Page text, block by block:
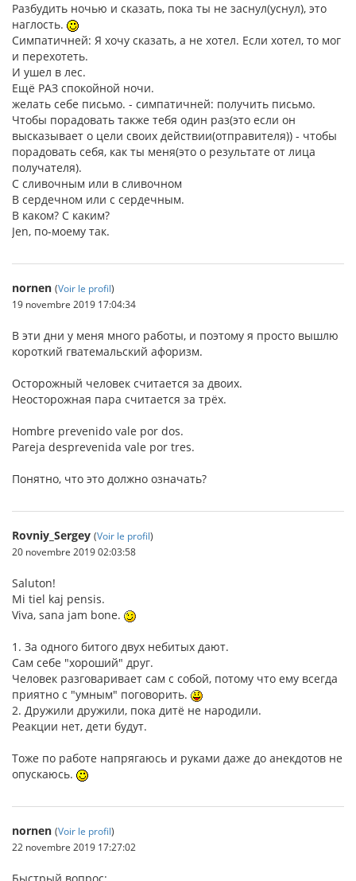
Разбудить ночью и сказать, пока ты не заснул(уснул), это
наглость.
Симпатичней: Я хочу сказать, а не хотел. Если хотел, то мог
и перехотеть.
И ушел в лес.
Ещё РАЗ спокойной ночи.
желать себе письмо. - симпатичней: получить письмо.
Чтобы порадовать также тебя один раз(это если он
высказывает о цели своих действии(отправителя)) - чтобы
порадовать себя, как ты меня(это о результате от лица
получателя).
С сливочным или в сливочном
В сердечном или с сердечным.
В каком? С каким?
Jen, по-моему так.
nornen (Voir le profil)
19 novembre 2019 17:04:34
В эти дни у меня много работы, и поэтому я просто вышлю
короткий гватемальский афоризм.
Осторожный человек считается за двоих.
Неосторожная пара считается за трёх.
Hombre prevenido vale por dos.
Pareja desprevenida vale por tres.
Понятно, что это должно означать?
Rovniy_Sergey (Voir le profil)
20 novembre 2019 02:03:58
Saluton!
Mi tiel kaj pensis.
Viva, sana jam bone.
1. За одного битого двух небитых дают.
Сам себе "хороший" друг.
Человек разговаривает сам с собой, потому что ему всегда
приятно с "умным" поговорить.
2. Дружили дружили, пока дитё не народили.
Реакции нет, дети будут.
Тоже по работе напрягаюсь и руками даже до анекдотов не
опускаюсь.
nornen (Voir le profil)
22 novembre 2019 17:27:02